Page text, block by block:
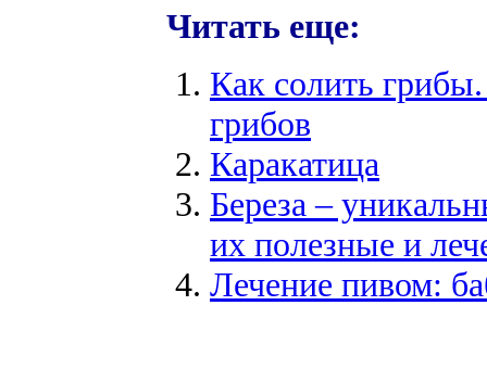
Читать еще:
Как солить
грибов
Каракатица
Береза –
их полезные и
Лечение пивом: